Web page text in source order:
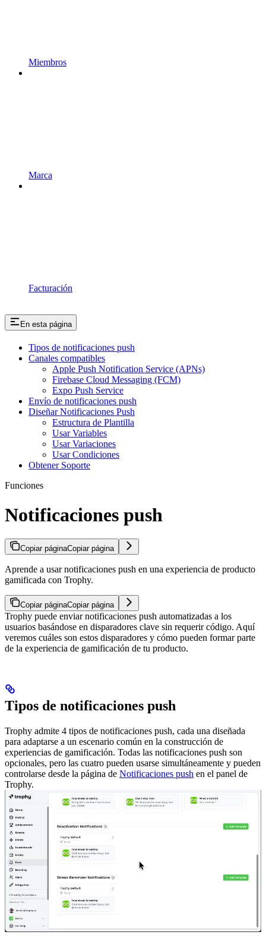
Miembros
Marca
Facturación
En esta página
Tipos de notificaciones push
Canales compatibles
Apple Push Notification Service (APNs)
Firebase Cloud Messaging (FCM)
Expo Push Service
Envío de notificaciones push
Diseñar Notificaciones Push
Estructura de Plantilla
Usar Variables
Usar Variaciones
Usar Condiciones
Obtener Soporte
Funciones
Notificaciones push
Copiar páginaCopiar página
Aprende a usar notificaciones push en una experiencia de producto
gamificada con Trophy.
Copiar páginaCopiar página
Trophy puede enviar notificaciones push automatizadas a los
usuarios basándose en disparadores clave sin requerir código. Aquí
veremos cuáles son estos disparadores y cómo pueden formar parte
de la experiencia de gamificación de tu producto.
Tipos de notificaciones push
Trophy admite 4 tipos de notificaciones push, cada una diseñada
para adaptarse a un escenario común en la construcción de
experiencias de gamificación. Todas las notificaciones push son
opcionales, pero las cuatro pueden usarse simultáneamente y pueden
controlarse desde la página de Notificaciones push en el panel de
Trophy.